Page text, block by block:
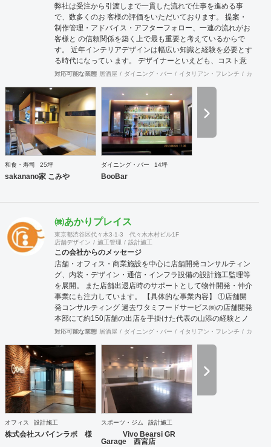
弊社は受注から引渡しまで一貫した流れで仕事を進める事
で、数多くのお 客様の評価をいただいております。 提案・
制作管理・アドバイス・アフターフォロー、一連の流れがお
客様と の信頼関係を築く上で最も重要と考えているからで
す。 近年インテリアデザインは幅広い知識と経験を必要とす
る時代になってい ます。 デザイナーといえども、コスト意
識・建築・設備・法規、多方面の経験と 知識が要求されま
験豊富なデザイナー、建築士が、数多くの実績をもとに「よ
い仕 事」を提供できるように努力しております。
対応可能な業態 居酒屋 ダイニング・バー イタリアン・フレンチ カフェ
和食・寿司 25坪
sakanano家 こみや
ダイニング・バー 14坪
BooBar
㈱あかりプレイス
東京都渋谷区代々木3-1-3 代々木木村ビル1F
店舗デザイン
施工管理 設計施工
この会社からのメッセージ
店舗・オフィス・商業施設を中心に店舗開発コンサルティン
グ、内装・デザイン・通信・インフラ設備の設計施工監理等
を展開。 また店舗出退店時のサポートとして物件開発・仲介
事業にも注力しています。 【具体的な事業内容】 ①店舗開
発コンサルティング 過去ワタミフードサービス㈱の店舗開発
本部にて約150店舗の出店を手掛けた代表の山添の経験とノ
ウハウが凝縮した事業。 物件開発だけではなく、店舗の出店
に関わる全ての業務をトータル的にサポート致します。 ②内
装工事・施工監理 会社設立から36年目という豊富な経験実
績により、高い技術を持った職人と経験豊富な現場監理によ
り、店舗デザイン設計から施工監理までを一括してワンスト
ップでご提供いたします。 ③不動産仲介（店舗・オフィス仲
介、サブリース） 多くの出退店に携わってきたネットワーク
全国のオフィスビルや店舗物件の情報を集約し、出店希望の
多い都心部、郊外主要駅をはじめ、ロードサイドの主要幹線
対応可能な業態 居酒屋 ダイニング・バー イタリアン・フレンチ カフェ
オフィス 設計施工
株式会社スパインラボ 様
スポーツ・ジム 設計施工
Vivo Bearsi GR
Garage 西宮店